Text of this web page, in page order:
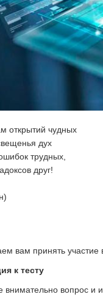
открытий чудных
дух
трудных,
друг!
вам принять участие
к тесту
внимательно вопрос и